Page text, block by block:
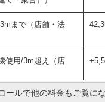
排水管工事/3ｍ超
まで（店舗・法
使用/3m超え（店
現
ールで他の料金もご覧にな